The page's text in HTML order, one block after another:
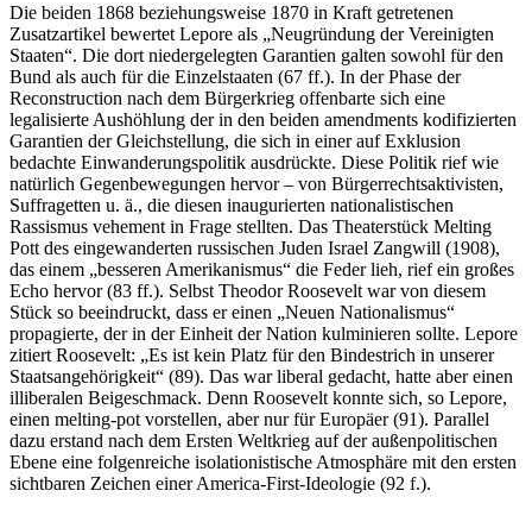
Die beiden 1868 beziehungsweise 1870 in Kraft getretenen
Zusatzartikel bewertet Lepore als „Neugründung der Vereinigten
Staaten“. Die dort niedergelegten Garantien galten sowohl für den
Bund als auch für die Einzelstaaten (67 ff.). In der Phase der
Reconstruction nach dem Bürgerkrieg offenbarte sich eine
legalisierte Aushöhlung der in den beiden amendments kodifizierten
Garantien der Gleichstellung, die sich in einer auf Exklusion
bedachte Einwanderungspolitik ausdrückte. Diese Politik rief wie
natürlich Gegenbewegungen hervor – von Bürgerrechtsaktivisten,
Suffragetten u. ä., die diesen inaugurierten nationalistischen
Rassismus vehement in Frage stellten. Das Theaterstück Melting
Pott des eingewanderten russischen Juden Israel Zangwill (1908),
das einem „besseren Amerikanismus“ die Feder lieh, rief ein großes
Echo hervor (83 ff.). Selbst Theodor Roosevelt war von diesem
Stück so beeindruckt, dass er einen „Neuen Nationalismus“
propagierte, der in der Einheit der Nation kulminieren sollte. Lepore
zitiert Roosevelt: „Es ist kein Platz für den Bindestrich in unserer
Staatsangehörigkeit“ (89). Das war liberal gedacht, hatte aber einen
illiberalen Beigeschmack. Denn Roosevelt konnte sich, so Lepore,
einen melting-pot vorstellen, aber nur für Europäer (91). Parallel
dazu erstand nach dem Ersten Weltkrieg auf der außenpolitischen
Ebene eine folgenreiche isolationistische Atmosphäre mit den ersten
sichtbaren Zeichen einer America-First-Ideologie (92 f.).